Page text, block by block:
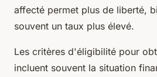
affecté permet plus de liberté,
souvent un taux plus élevé.
Les critères d'éligibilité pour
incluent souvent la situation